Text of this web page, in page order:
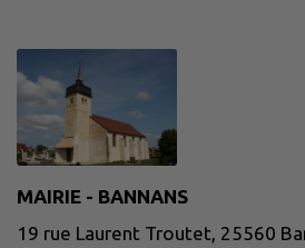
MAIRIE - BANNANS
19 rue Laurent Troutet, 25560